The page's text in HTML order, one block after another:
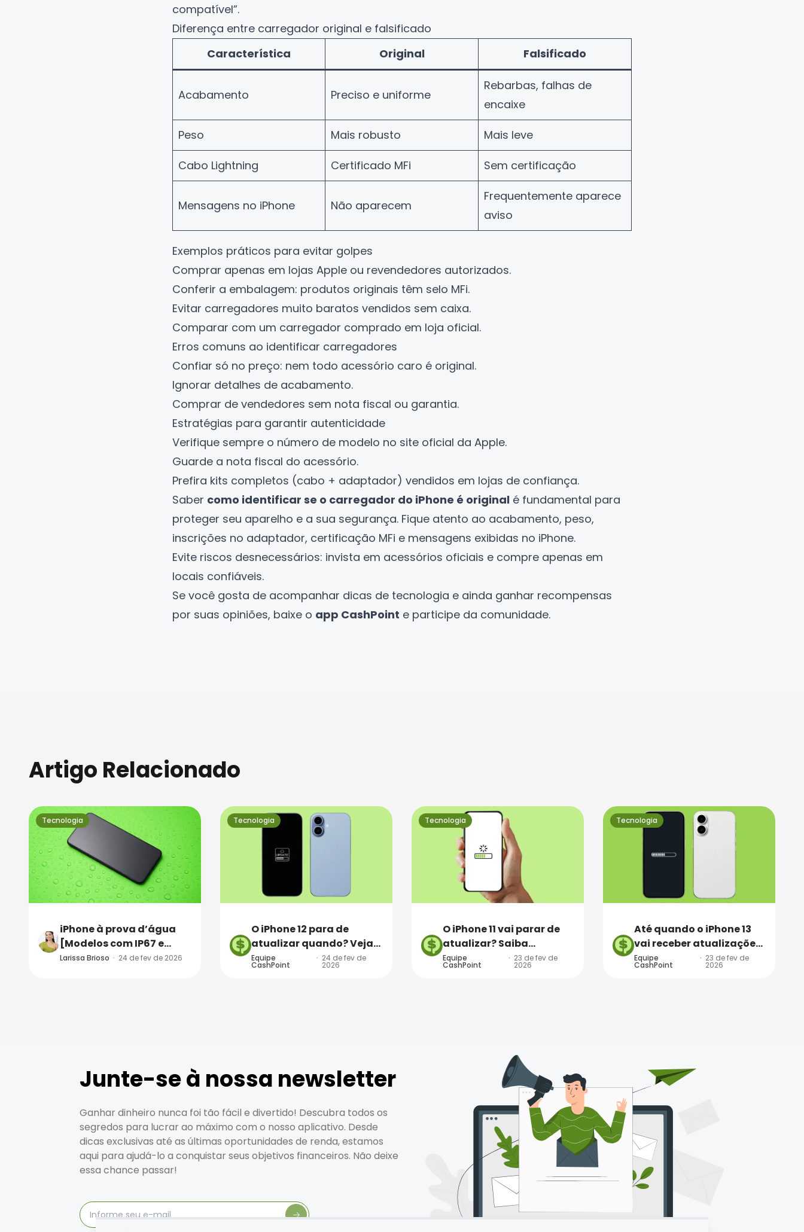
compatível”.
Diferença entre carregador original e falsificado
Característica
Original Falsificado
Acabamento Preciso e uniforme
Rebarbas, falhas de
encaixe
Peso Mais robusto Mais leve
Cabo Lightning Certificado MFi Sem certificação
Mensagens no iPhone Não aparecem
Frequentemente aparece
aviso
Exemplos práticos para evitar golpes
Comprar apenas em lojas Apple ou revendedores autorizados.
Conferir a embalagem: produtos originais têm selo MFi.
Evitar carregadores muito baratos vendidos sem caixa.
Comparar com um carregador comprado em loja oficial.
Erros comuns ao identificar carregadores
Confiar só no preço: nem todo acessório caro é original.
Ignorar detalhes de acabamento.
Comprar de vendedores sem nota fiscal ou garantia.
Estratégias para garantir autenticidade
Verifique sempre o número de modelo no site oficial da Apple.
Guarde a nota fiscal do acessório.
Prefira kits completos (cabo + adaptador) vendidos em lojas de confiança.
Saber como identificar se o carregador do iPhone é original é fundamental para
proteger seu aparelho e a sua segurança. Fique atento ao acabamento, peso,
inscrições no adaptador, certificação MFi e mensagens exibidas no iPhone.
Evite riscos desnecessários: invista em acessórios oficiais e compre apenas em
locais confiáveis.
Se você gosta de acompanhar dicas de tecnologia e ainda ganhar recompensas
por suas opiniões, baixe o app CashPoint e participe da comunidade.
Artigo Relacionado
Tecnologia
iPhone à prova d’água
[Modelos com IP67 e
IP68]
Larissa Brioso · 24 de fev de 2026
Tecnologia
O iPhone 12 para de
atualizar quando? Veja
os Prazos da Apple!
Equipe
CashPoint
· 24 de fev de
2026
Tecnologia
O iPhone 11 vai parar de
atualizar? Saiba
quando!
Equipe
CashPoint
· 23 de fev de
2026
Tecnologia
Até quando o iPhone 13
vai receber atualizações
da Apple? Entenda!
Equipe
CashPoint
· 23 de fev de
2026
Junte-se à nossa newsletter
Ganhar dinheiro nunca foi tão fácil e divertido! Descubra todos os
segredos para lucrar ao máximo com o nosso aplicativo. Desde
dicas exclusivas até as últimas oportunidades de renda, estamos
aqui para ajudá-lo a conquistar seus objetivos financeiros. Não deixe
essa chance passar!